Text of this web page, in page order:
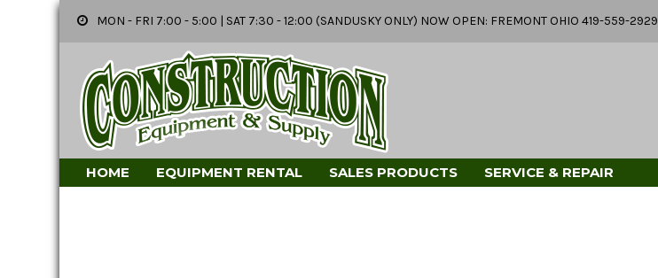
MON - FRI 7:00 - 5:00 | SAT 7:30 - 12:00 (SANDUSKY ONLY) NOW OPEN: FREMONT OHIO 419-559-2929
HOME EQUIPMENT RENTAL SALES PRODUCTS SERVICE & REPAIR